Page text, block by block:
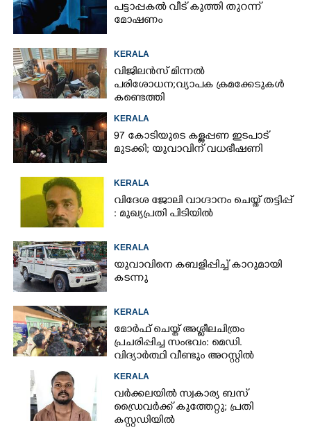
പട്ടാപ്പകൽ വീട് കുത്തി തുറന്ന്
മോഷണം
KERALA
വിജിലൻസ് മിന്നൽ
പരിശോധന; വ്യാപക ക്രമക്കേടുകൾ
കണ്ടെത്തി
KERALA
97 കോടിയുടെ കള്ളപ്പണ ഇടപാട്
മുടക്കി; യുവാവിന് വധഭീഷണി
KERALA
വിദേശ ജോലി വാഗ്ദാനം ചെയ്ത് തട്ടിപ്പ്
: മുഖ്യപ്രതി പിടിയിൽ
KERALA
യുവാവിനെ കബളിപ്പിച്ച് കാറുമായി
കടന്നു
KERALA
മോർഫ് ചെയ്ത് അശ്ലീലചിത്രം
പ്രചരിപ്പിച്ച സംഭവം: മെഡി.
വിദ്യാർത്ഥി വീണ്ടും അറസ്റ്റിൽ
KERALA
വർക്കലയിൽ സ്വകാര്യ ബസ്
ഡ്രൈവർക്ക് കുത്തേറ്റു; പ്രതി
കസ്റ്റഡിയിൽ